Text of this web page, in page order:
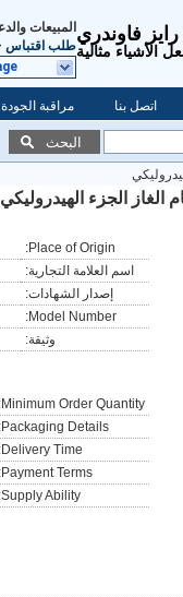
فاوندري
الأشياء مثالية
المبيعات
طلب اقتباس
مراقبة الجودة اتصل بنا
البحث
الجزء الهيدروليكي
Place of Origin:
اسم العلامة التجارية:
إصدار الشهادات:
Model Number:
وثيقة:
Minimum Order Quantity:
Packaging Details:
Delivery Time:
Payment Terms:
Supply Ability: